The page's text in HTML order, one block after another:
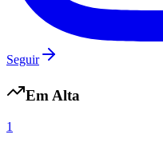
Seguir
Em Alta
1